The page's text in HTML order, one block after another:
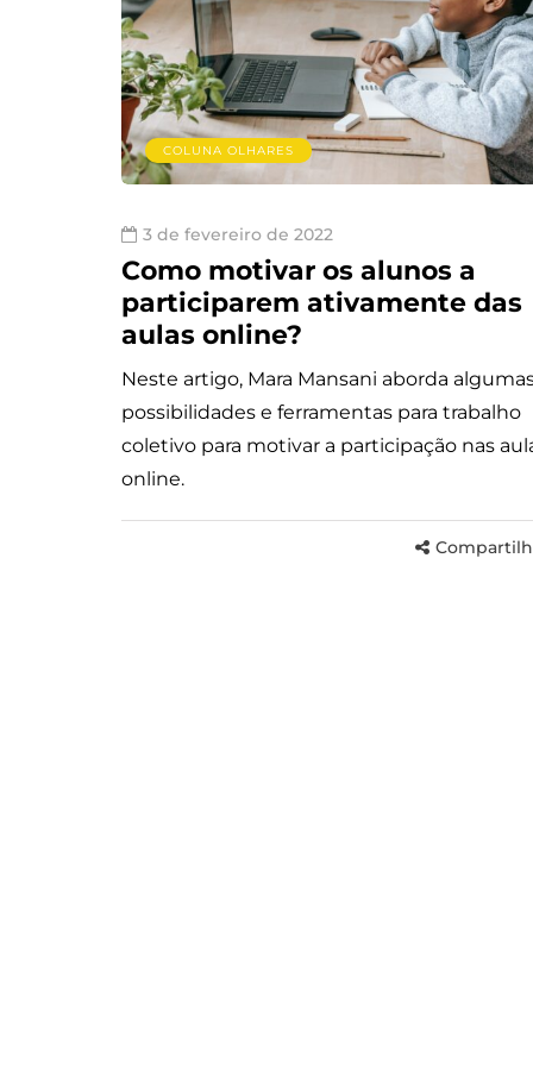
COLUNA OLHARES
3 de fevereiro de 2022
Como motivar os alunos a
participarem ativamente das
aulas online?
Neste artigo, Mara Mansani aborda
possibilidades e ferramentas para trabalho
coletivo para motivar a participação nas
online.